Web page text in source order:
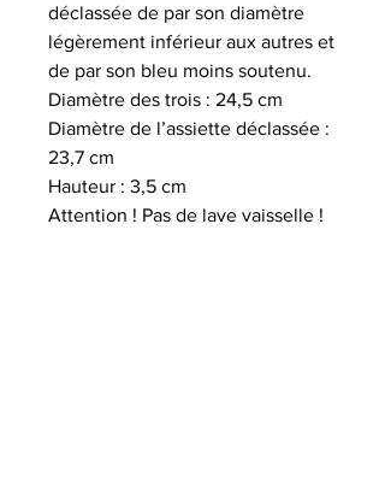
déclassée de par son diamètre
légèrement inférieur aux autres et
de par son bleu moins soutenu.
Diamètre des trois : 24,5 cm
Diamètre de l’assiette déclassée :
23,7 cm
Hauteur : 3,5 cm
Attention ! Pas de lave vaisselle !